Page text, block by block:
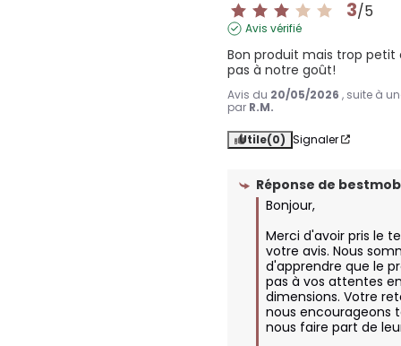
3/5
Avis vérifié
Bon produit mais trop petit
pas à notre goût!
Avis du 20/05/2026 , suite à
par R.M.
Utile(0) Signaler
Réponse de
Bonjour,
Merci d'avoir pris le
votre avis. Nous
d'apprendre que le
pas à vos attentes
dimensions. Votre
nous encourageons
nous faire part de